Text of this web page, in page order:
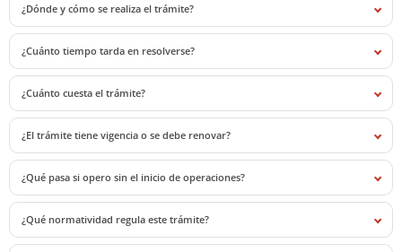
¿Dónde y cómo se realiza el trámite?
¿Cuánto tiempo tarda en resolverse?
¿Cuánto cuesta el trámite?
¿El trámite tiene vigencia o se debe renovar?
¿Qué pasa si opero sin el inicio de operaciones?
¿Qué normatividad regula este trámite?